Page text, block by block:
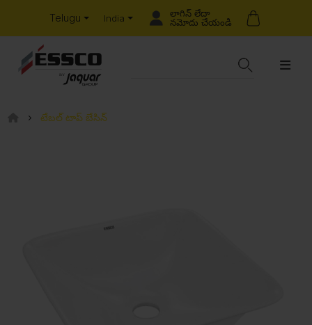
Telugu India
లాగిన్ లేదా
నమోదు చేయండి
టేబల్ టాప్ బేసిన్